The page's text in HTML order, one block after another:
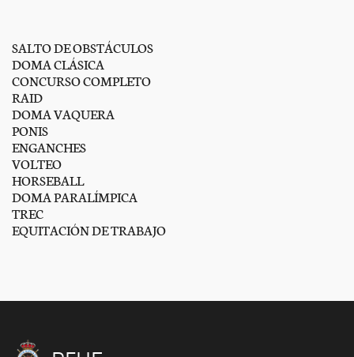
SALTO DE OBSTÁCULOS
DOMA CLÁSICA
CONCURSO COMPLETO
RAID
DOMA VAQUERA
PONIS
ENGANCHES
VOLTEO
HORSEBALL
DOMA PARALÍMPICA
TREC
EQUITACIÓN DE TRABAJO